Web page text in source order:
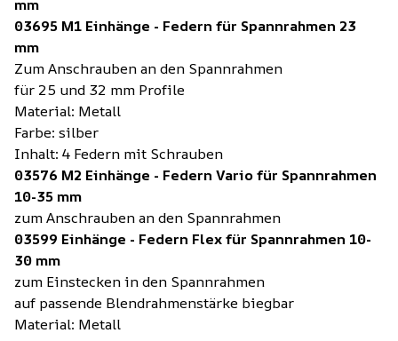
mm
03695 M1 Einhänge - Federn für Spannrahmen 23
mm
Zum Anschrauben an den Spannrahmen
für 25 und 32 mm Profile
Material: Metall
Farbe: silber
Inhalt: 4 Federn mit Schrauben
03576 M2 Einhänge - Federn Vario für Spannrahmen
10-35 mm
zum Anschrauben an den Spannrahmen
03599 Einhänge - Federn Flex für Spannrahmen 10-
30 mm
zum Einstecken in den Spannrahmen
auf passende Blendrahmenstärke biegbar
Material: Metall